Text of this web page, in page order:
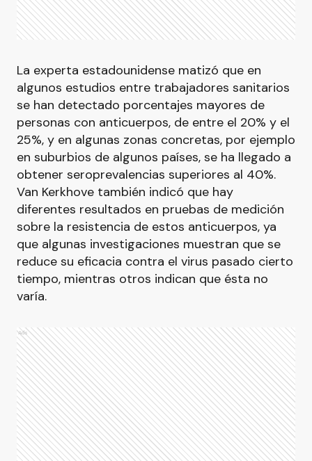
La experta estadounidense matizó que en
algunos estudios entre trabajadores sanitarios
se han detectado porcentajes mayores de
personas con anticuerpos, de entre el 20% y el
25%, y en algunas zonas concretas, por ejemplo
en suburbios de algunos países, se ha llegado a
obtener seroprevalencias superiores al 40%.
Van Kerkhove también indicó que hay
diferentes resultados en pruebas de medición
sobre la resistencia de estos anticuerpos, ya
que algunas investigaciones muestran que se
reduce su eficacia contra el virus pasado cierto
tiempo, mientras otros indican que ésta no
varía.
Ads